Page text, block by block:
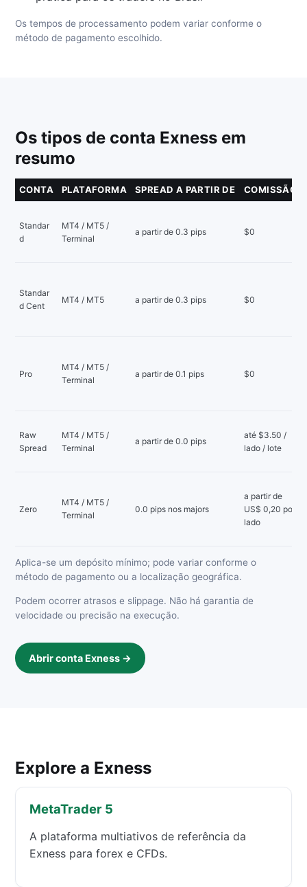
Os tempos de processamento podem variar conforme o
método de pagamento escolhido.
Os tipos de conta Exness em
resumo
CONTA PLATAFORMA SPREAD A PARTIR DE COMISSÃO
Standar
d
MT4 / MT5 /
Terminal
a partir de 0.3 pips $0
Standar
d Cent
MT4 / MT5 a partir de 0.3 pips $0
Pro
MT4 / MT5 /
Terminal
a partir de 0.1 pips $0
Raw
Spread
MT4 / MT5 /
Terminal
a partir de 0.0 pips
até $3.50 /
lado / lote
Zero
MT4 / MT5 /
Terminal
0.0 pips nos majors
a partir de
US$ 0,20 por
lado
Aplica-se um depósito mínimo; pode variar conforme o
método de pagamento ou a localização geográfica.
Podem ocorrer atrasos e slippage. Não há garantia de
velocidade ou precisão na execução.
Abrir conta Exness →
Explore a Exness
MetaTrader 5
A plataforma multiativos de referência da
Exness para forex e CFDs.